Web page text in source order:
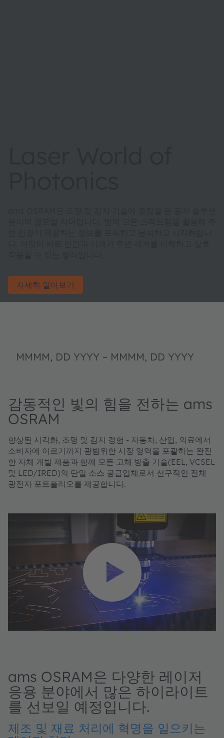
자세히 알아보기
MMMM, DD YYYY – MMMM, DD YYYY
감동적인 빛의 힘을 전하는 ams
OSRAM
향상된 시각화, 조명 및 감지 경험 - 자동차, 산업, 의료에서 ​​
소비자에 이르기까지 광범위한 시장 영역을 포괄하는 완전
한 자체 개발 제품과 함께 모든 고체 방출 기술(EEL, VCSEL
및 LED/IRED)의 단일 소스 공급업체로서 선구적인 전체
광전자 포트폴리오를 제공합니다.
YouTube Video 서비스를 로딩하려
면 사용자 동의가 필요합니다.
당사는 사용자의 활동 데이터를 수집할 수 있는
동영상을 삽입하기 위해 제3자 서비스를 사용합
니다. 이 동영상을 보려면 세부 정보를 검토하고
서비스에 동의하시기 바랍니다.
자세한 정보
powered byUsercentrics Consent
Management Platform
ams OSRAM은 다양한 레이저
응용 분야에서 많은 하이라이트
를 선보일 예정입니다.
제조 및 재료 처리에 혁명을 일으키는